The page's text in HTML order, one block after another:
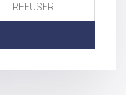
REFUSER